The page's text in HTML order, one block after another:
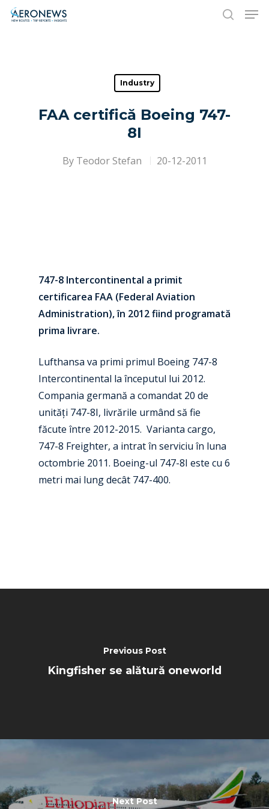
Hit enter to search or ESC to close
Industry
FAA certifică Boeing 747-
8I
By Teodor Stefan 20-12-2011
747-8 Intercontinental a primit
certificarea FAA (Federal Aviation
Administration), în 2012 fiind programată
prima livrare.
Lufthansa va primi primul Boeing 747-8
Intercontinental la începutul lui 2012.
Compania germană a comandat 20 de
unități 747-8I, livrările urmând să fie
făcute între 2012-2015. Varianta cargo,
747-8 Freighter, a intrat în serviciu în luna
octombrie 2011. Boeing-ul 747-8I este cu 6
metri mai lung decât 747-400.
Previous Post
Kingfisher se alătură oneworld
Next Post
New Routes
Industry
Accidents / Incidents
Airshows
Dubai 2019
Business Jets